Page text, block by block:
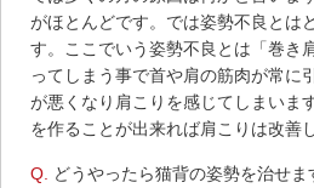
がほとんどです。では姿勢不良とは
す。ここでいう姿勢不良とは「巻き
ってしまう事で首や肩の筋肉が常に
が悪くなり肩こりを感じてしまいま
を作ることが出来れば肩こりは改善
Q.
どうやったら猫背の姿勢を治せま